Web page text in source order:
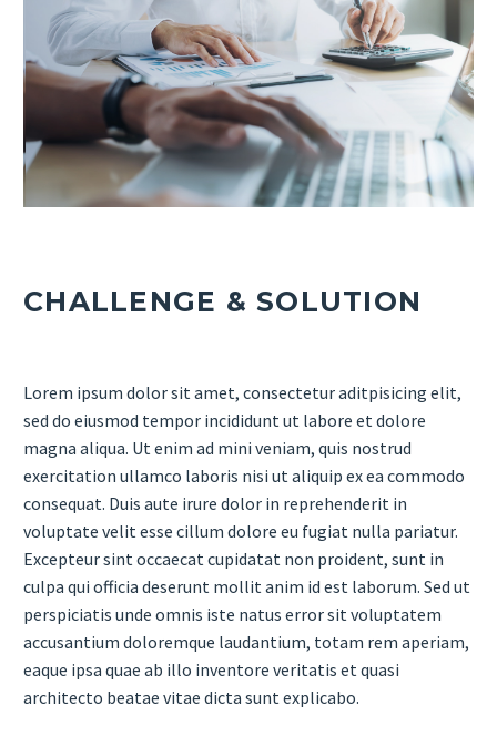
CHALLENGE & SOLUTION
Lorem ipsum dolor sit amet, consectetur aditpisicing elit,
sed do eiusmod tempor incididunt ut labore et dolore
magna aliqua. Ut enim ad mini veniam, quis nostrud
exercitation ullamco laboris nisi ut aliquip ex ea commodo
consequat. Duis aute irure dolor in reprehenderit in
voluptate velit esse cillum dolore eu fugiat nulla pariatur.
Excepteur sint occaecat cupidatat non proident, sunt in
culpa qui officia deserunt mollit anim id est laborum. Sed ut
perspiciatis unde omnis iste natus error sit voluptatem
accusantium doloremque laudantium, totam rem aperiam,
eaque ipsa quae ab illo inventore veritatis et quasi
architecto beatae vitae dicta sunt explicabo.